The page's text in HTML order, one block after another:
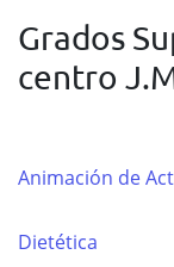
Grados
centro
Animación de
Dietética